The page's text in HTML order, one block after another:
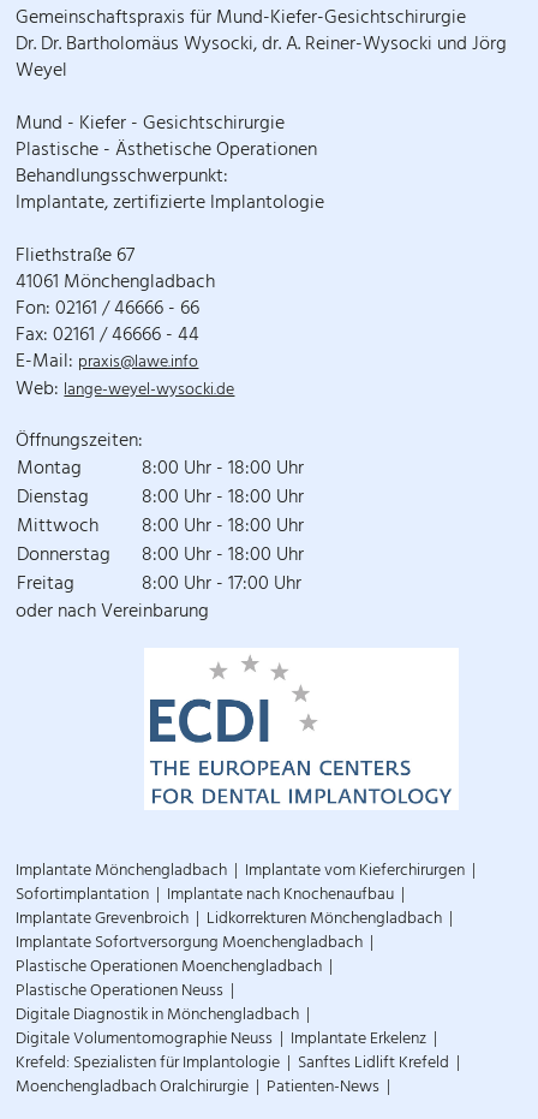
Gemeinschaftspraxis für Mund-Kiefer-Gesichtschirurgie
Dr. Dr. Bartholomäus Wysocki, dr. A. Reiner-Wysocki und Jörg
Weyel
Mund - Kiefer - Gesichtschirurgie
Plastische - Ästhetische Operationen
Behandlungsschwerpunkt:
Implantate, zertifizierte Implantologie
Fliethstraße 67
41061 Mönchengladbach
Fon: 02161 / 46666 - 66
Fax: 02161 / 46666 - 44
E-Mail: praxis@lawe.info
Web:lange-weyel-wysocki.de
Öffnungszeiten:
Montag
8:00 Uhr - 18:00 Uhr
Dienstag
8:00 Uhr - 18:00 Uhr
Mittwoch
8:00 Uhr - 18:00 Uhr
Donnerstag 8:00 Uhr - 18:00 Uhr
Freitag
8:00 Uhr - 17:00 Uhr
oder nach Vereinbarung
Implantate Mönchengladbach Implantate vom Kieferchirurgen
Sofortimplantation Implantate nach Knochenaufbau
Implantate Grevenbroich Lidkorrekturen Mönchengladbach
Implantate Sofortversorgung Moenchengladbach
Plastische Operationen Moenchengladbach
Plastische Operationen Neuss
Digitale Diagnostik in Mönchengladbach
Digitale Volumentomographie Neuss Implantate Erkelenz
Krefeld: Spezialisten für Implantologie Sanftes Lidlift Krefeld
Moenchengladbach Oralchirurgie Patienten-News